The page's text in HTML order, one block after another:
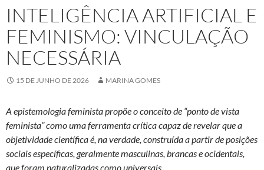
INTELIGÊNCIA ARTIFICIAL E
FEMINISMO: VINCULAÇÃO
NECESSÁRIA
15 DE JUNHO DE 2026 MARINA GOMES
A epistemologia feminista propõe o conceito de “ponto de vista
feminista” como uma ferramenta crítica capaz de revelar que a
objetividade científica é, na verdade, construída a partir de posições
sociais específicas, geralmente masculinas, brancas e ocidentais,
que foram naturalizadas como universais.